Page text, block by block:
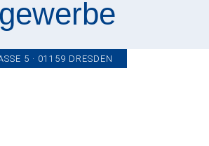
5 · 01159 DRESDEN